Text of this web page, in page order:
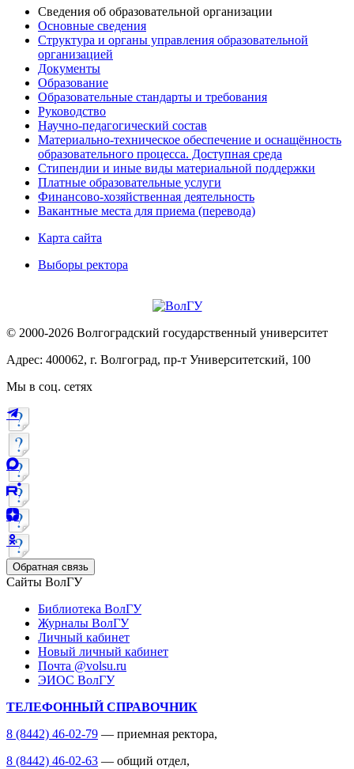
Сведения об образовательной организации
Основные сведения
Структура и органы управления образовательной
организацией
Документы
Образование
Образовательные стандарты и требования
Руководство
Научно-педагогический состав
Материально-техническое обеспечение и оснащённость
образовательного процесса. Доступная среда
Стипендии и иные виды материальной поддержки
Платные образовательные услуги
Финансово-хозяйственная деятельность
Вакантные места для приема (перевода)
Карта сайта
Выборы ректора
© 2000-2026 Волгоградский государственный университет
Адрес: 400062, г. Волгоград, пр-т Университетский, 100
Мы в соц. сетях
Обратная связь
Сайты ВолГУ
Библиотека ВолГУ
Журналы ВолГУ
Личный кабинет
Новый личный кабинет
Почта @volsu.ru
ЭИОС ВолГУ
ТЕЛЕФОННЫЙ СПРАВОЧНИК
8 (8442) 46-02-79 — приемная ректора,
8 (8442) 46-02-63 — общий отдел,